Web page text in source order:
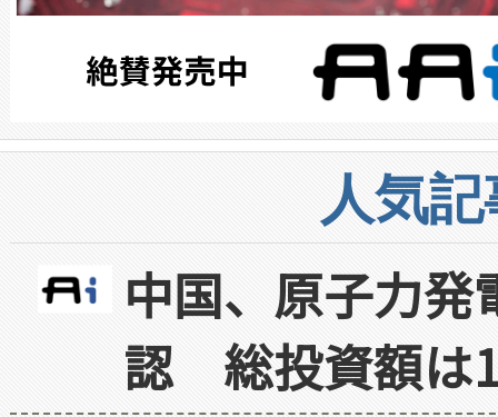
人気
中国、原子力
認 総投資額は